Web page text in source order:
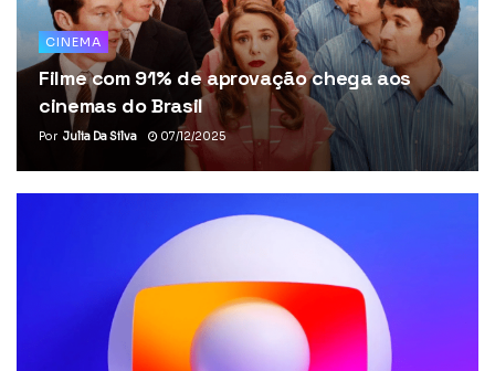
CINEMA
Filme com 91% de aprovação chega aos
cinemas do Brasil
Por Julia Da Silva 07/12/2025